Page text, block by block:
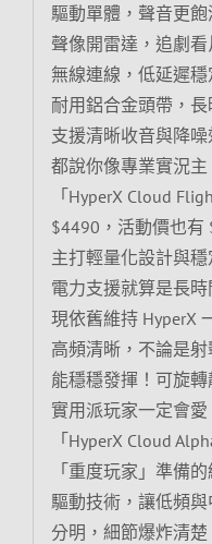
驅動單體，聲音更
聲像開雷達，追劇
無線連線，低延遲
耐用鋁合金頭帶，
支援清晰收音與降
都說你像專業實況
「HyperX Cloud
$4490，活動價也有
主打輕量化設計與
電力支援就算是長
現依舊維持 HyperX
高頻清晰，不論是
能穩穩發揮！可旋
實用派玩家一定會
「HyperX Cloud
「重度玩家」準備
驅動技術，讓低頻
分明，細節爆炸清